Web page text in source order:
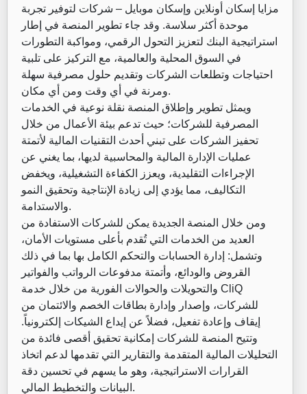
مزايا إسكان أونلاين وإسكان موبايل – شركات لتوفير تجربة
موحدة أكثر سلاسة. وقد جاء تطوير المنصة في إطار
استراتيجية البنك لتعزيز التحول الرقمي، ومواكبة التطورات
في السوق المحلية والعالمية، مع التركيز على تلبية
احتياجات وتطلعات الشركات وتقديم حلول مصرفية سهلة
ومرنة في أي وقت ومن أي مكان.
ويمثل تطوير وإطلاق المنصة نقلة نوعية في الخدمات
المصرفية للشركات؛ حيث تدعم بيئة الأعمال من خلال
تحفيز الشركات على تبني أحدث التقنيات المالية لأتمتة
عمليات الإدارة المالية والمحاسبية لديها، بما يغني عن
الإجراءات التقليدية، ويعزز الكفاءة التشغيلية، ويخفض
التكاليف، مما يؤدي إلى زيادة الإنتاجية وتحقيق النمو
والاستدامة.
ومن خلال المنصة الجديدة يمكن للشركات الاستفادة من
العديد من الخدمات التي تُقدم بأعلى مستويات الأمان،
وتشمل: إدارة الحسابات والتحكم الكامل بها بما في ذلك
القروض والودائع، وأتمتة مدفوعات الرواتب والفواتير
والتحويلات والحوالات الفورية من خلال خدمة CliQ
للشركات، وإصدار وإدارة بطاقات الخصم والائتمان من
إيقاف وإعادة تفعيل، فضلاً عن إيداع الشيكات إلكترونياً.
وتتيح المنصة للشركات إمكانية تحقيق أقصى فائدة من
التحليلات المالية المتقدمة والتقارير التي تقدمها لدعم اتخاذ
القرارات الاستراتيجية، وهو ما يسهم في تحسين دقة
البيانات والتخطيط المالي.